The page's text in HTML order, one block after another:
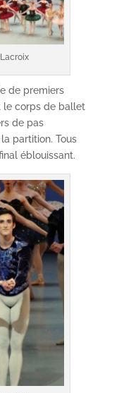
de premiers
le corps de ballet
de pas
partition. Tous
éblouissant.